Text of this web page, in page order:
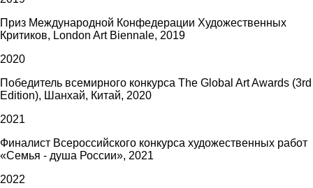
Приз Международной Конфедерации Художественных
Критиков, London Art Biennale, 2019
2020
Победитель всемирного конкурса The Global Art Awards (3rd
Edition), Шанхай, Китай, 2020
2021
Финалист Всероссийского конкурса художественных работ
«Семья - душа России», 2021
2022